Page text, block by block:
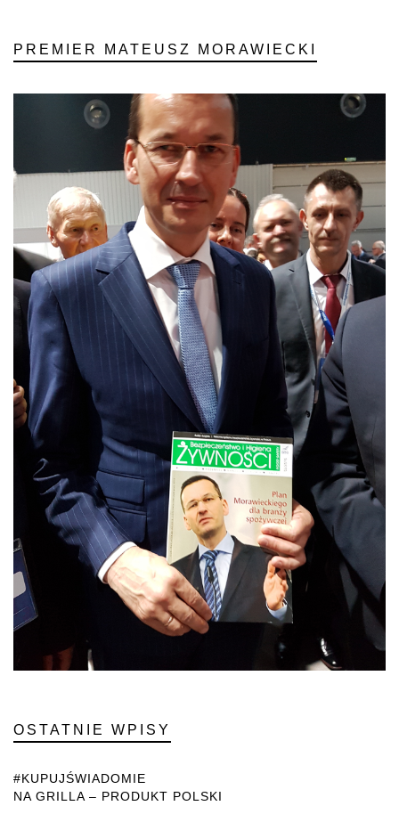
PREMIER MATEUSZ MORAWIECKI
OSTATNIE WPISY
#KUPUJŚWIADOMIE
NA GRILLA – PRODUKT POLSKI